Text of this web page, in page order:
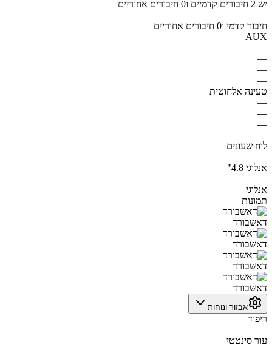
יש 2 חיבורים קדמיים ו0 חיבורים אחוריים
—
חיבור קדמי ו0 חיבורים אחוריים
AUX
—
—
—
—
טעינה אלחוטית
—
—
—
—
לוח שעונים
—
אנלוגי 4.8"
—
אנלוגי
תמונות
דאשבורד
דאשבורד
דאשבורד
דאשבורד
אבזור ונוחות
ריפוד
—
עור סינטטי